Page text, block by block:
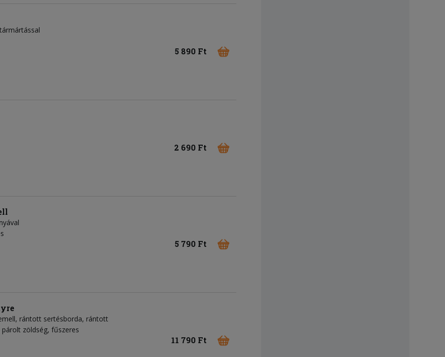
5 890 Ft
2 690 Ft
5 790 Ft
rántott sertésborda, rántott
zöldség, fűszeres
11 790 Ft